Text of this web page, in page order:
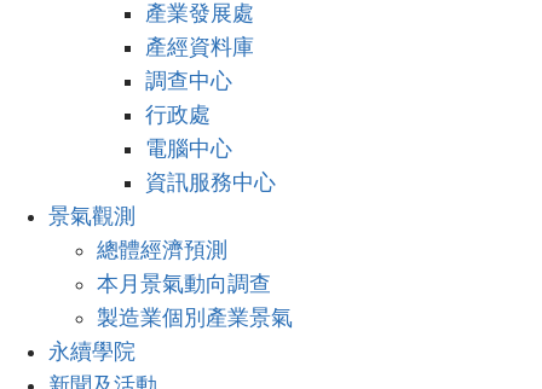
產業發展處
產經資料庫
調查中心
行政處
電腦中心
資訊服務中心
景氣觀測
總體經濟預測
本月景氣動向調查
製造業個別產業景氣
永續學院